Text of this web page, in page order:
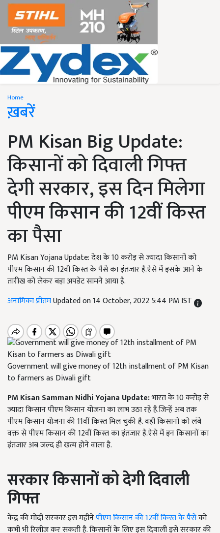
Home
ख़बरें
PM Kisan Big Update:
किसानों को दिवाली गिफ्त
देगी सरकार, इस दिन मिलेगा
पीएम किसान की 12वीं किस्त
का पैसा
PM Kisan Yojana Update: देश के 10 करोड़ से ज्यादा किसानों को
पीएम किसान की 12वीं किस्त के पैसे का इंतजार है.ऐसे में इसके आने के
तारीख को लेकर बड़ा अपडेट सामने आया है.
अनामिका प्रीतमUpdated on 14 October, 2022 5:44 PM IST
Government will give money of 12th installment of PM Kisan
to farmers as Diwali gift
PM Kisan Samman Nidhi Yojana Update:भारत के 10 करोड़ से
ज्यादा किसान पीएम किसान योजना का लाभ उठा रहे हैं.जिन्हें अब तक
पीएम किसान योजना की 11वीं किस्त मिल चुकी है. वहीं किसानों को लंबे
वक्त से पीएम किसान की 12वीं किस्त का इंतजार है.ऐसे में इन किसानों का
इंतजार अब जल्द ही खत्म होने वाला है.
सरकार किसानों को देगी दिवाली
गिफ्त
केंद्र की मोदी सरकार इस महीनेपीएम किसान की 12वीं किस्त के पैसेको
कभी भी रिलीज कर सकती है. किसानों के लिए इस दिवाली इसे सरकार की